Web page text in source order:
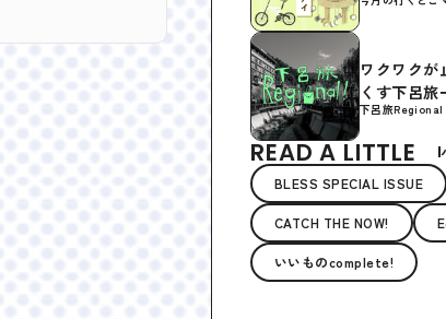
下呂旅Regional
ワクワクが
くす下呂旅
READ A LITTLE
BLESS SPECIAL ISSUE
CATCH THE NOW!
いいものcomplete!